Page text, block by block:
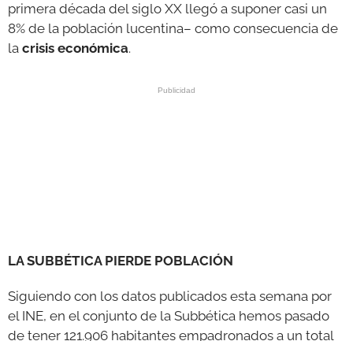
primera década del siglo XX llegó a suponer casi un
8% de la población lucentina– como consecuencia de
la crisis económica.
LA SUBBÉTICA PIERDE POBLACIÓN
Siguiendo con los datos publicados esta semana por
el INE, en el conjunto de la Subbética hemos pasado
de tener 121.906 habitantes empadronados a un total